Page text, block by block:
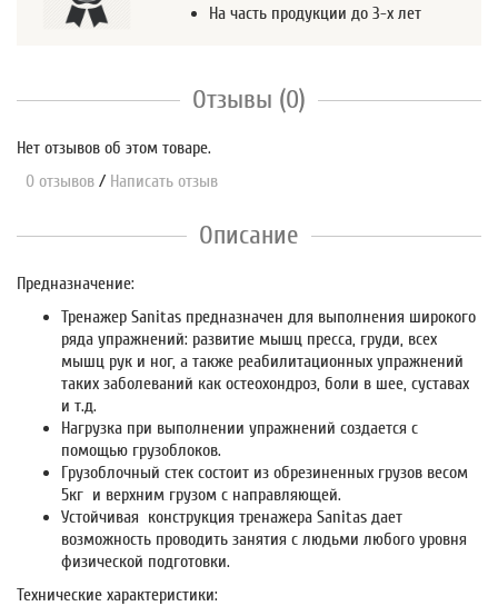
На часть продукции до 3-х лет
Отзывы (0)
Нет отзывов об этом товаре.
0 отзывов / Написать отзыв
Описание
Предназначение:
Тренажер Sanitas предназначен для выполнения широкого
ряда упражнений: развитие мышц пресса, груди, всех
мышц рук и ног, а также реабилитационных упражнений
таких заболеваний как остеохондроз, боли в шее, суставах
и т.д.
Нагрузка при выполнении упражнений создается с
помощью грузоблоков.
Грузоблочный стек состоит из обрезиненных грузов весом
5кг и верхним грузом с направляющей.
Устойчивая конструкция тренажера Sanitas дает
возможность проводить занятия с людьми любого уровня
физической подготовки.
Технические характеристики: